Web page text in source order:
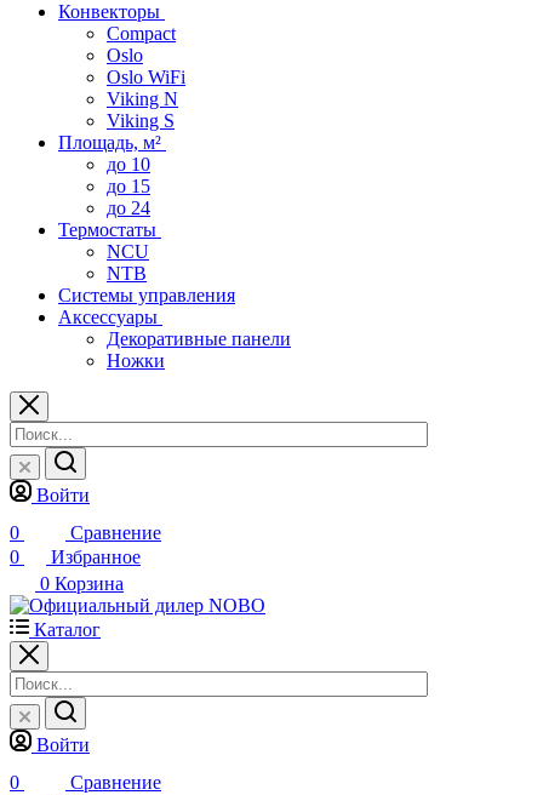
Конвекторы
Compact
Oslo
Oslo WiFi
Viking N
Viking S
Площадь, м²
до 10
до 15
до 24
Термостаты
NCU
NTB
Системы управления
Аксессуары
Декоративные панели
Ножки
Войти
0
Сравнение
0
Избранное
0 Корзина
Каталог
Войти
0
Сравнение